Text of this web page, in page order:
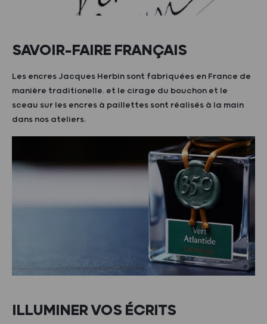
SAVOIR-FAIRE FRANÇAIS
Les encres Jacques Herbin sont fabriquées en France de
manière traditionelle. et le cirage du bouchon et le
sceau sur les encres à paillettes sont réalisés à la main
dans nos ateliers.
ILLUMINER VOS ÉCRITS